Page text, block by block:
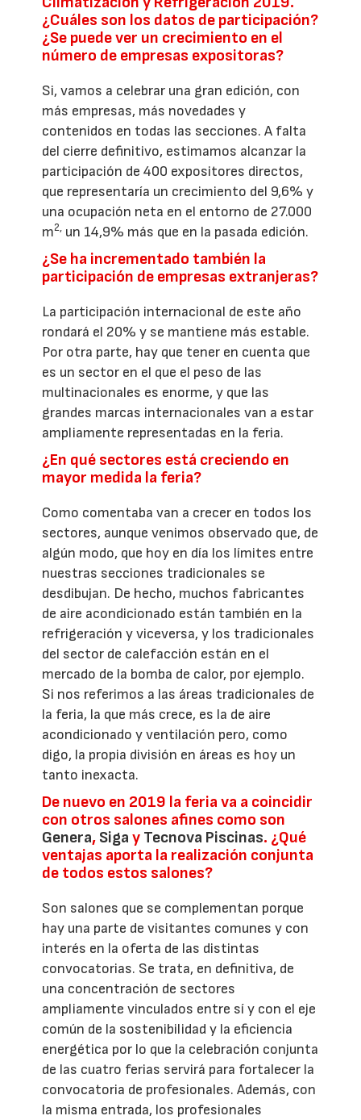
¿Cuáles son los datos de participación?
¿Se puede ver un crecimiento en el
número de empresas expositoras?
Si, vamos a celebrar una gran edición, con
más empresas, más novedades y
contenidos en todas las secciones. A falta
del cierre definitivo, estimamos alcanzar la
participación de 400 expositores directos,
que representaría un crecimiento del 9,6% y
una ocupación neta en el entorno de 27.000
m2, un 14,9% más que en la pasada edición.
¿Se ha incrementado también la
participación de empresas extranjeras?
La participación internacional de este año
rondará el 20% y se mantiene más estable.
Por otra parte, hay que tener en cuenta que
es un sector en el que el peso de las
multinacionales es enorme, y que las
grandes marcas internacionales van a estar
ampliamente representadas en la feria.
¿En qué sectores está creciendo en
mayor medida la feria?
Como comentaba van a crecer en todos los
sectores, aunque venimos observado que, de
algún modo, que hoy en día los límites entre
nuestras secciones tradicionales se
desdibujan. De hecho, muchos fabricantes
de aire acondicionado están también en la
refrigeración y viceversa, y los tradicionales
del sector de calefacción están en el
mercado de la bomba de calor, por ejemplo.
Si nos referimos a las áreas tradicionales de
la feria, la que más crece, es la de aire
acondicionado y ventilación pero, como
digo, la propia división en áreas es hoy un
tanto inexacta.
De nuevo en 2019 la feria va a coincidir
con otros salones afines como son
Genera, Sigay Tecnova Piscinas. ¿Qué
ventajas aporta la realización conjunta
de todos estos salones?
Son salones que se complementan porque
hay una parte de visitantes comunes y con
interés en la oferta de las distintas
convocatorias. Se trata, en definitiva, de
una concentración de sectores
ampliamente vinculados entre sí y con el eje
común de la sostenibilidad y la eficiencia
energética por lo que la celebración conjunta
de las cuatro ferias servirá para fortalecer la
convocatoria de profesionales. Además, con
la misma entrada, los profesionales